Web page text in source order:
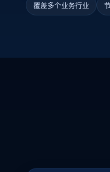
覆盖多个业务行业